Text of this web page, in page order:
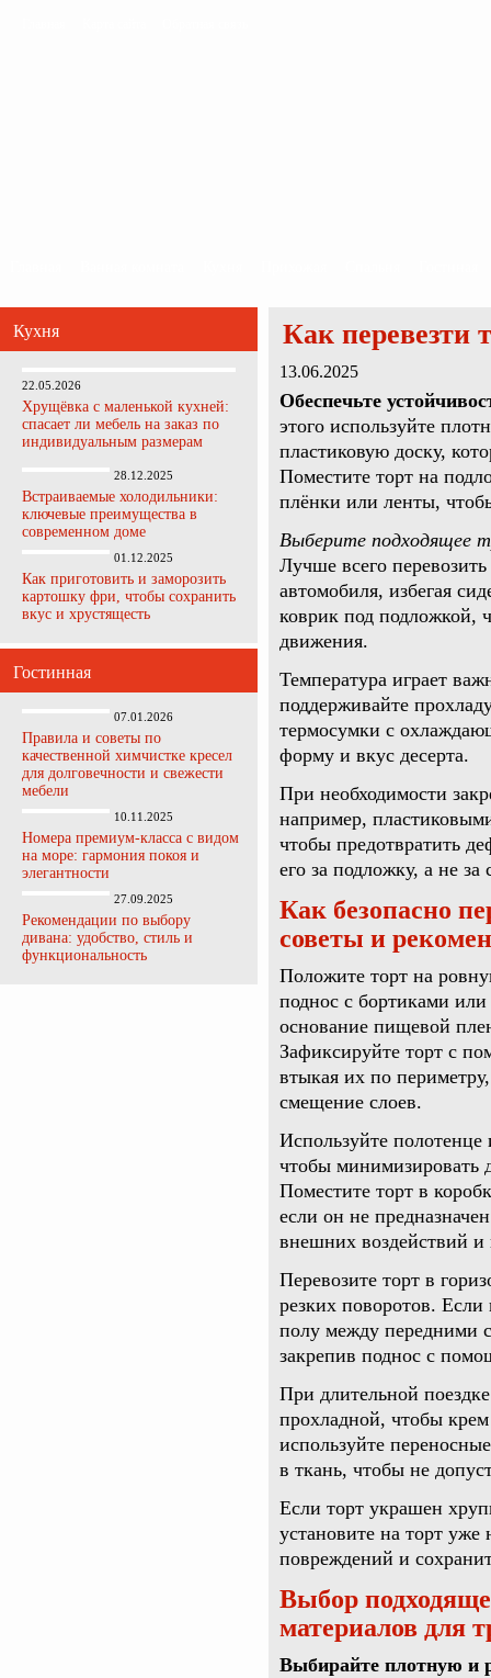
Кухня
22.05.2026
Хрущёвка с маленькой кухней:
спасает ли мебель на заказ по
индивидуальным размерам
28.12.2025
Встраиваемые холодильники:
ключевые преимущества в
современном доме
01.12.2025
Как приготовить и заморозить
картошку фри, чтобы сохранить
вкус и хрустящесть
Гостинная
07.01.2026
Правила и советы по
качественной химчистке кресел
для долговечности и свежести
мебели
10.11.2025
Номера премиум-класса с видом
на море: гармония покоя и
элегантности
27.09.2025
Рекомендации по выбору
дивана: удобство, стиль и
функциональность
Как перевезти
13.06.2025
Обеспечьте
этого используйте
пластиковую доску,
Поместите торт на
плёнки или ленты,
Выберите подходящее
Лучше всего
автомобиля, избегая
коврик под подложкой,
движения.
Температура играет
поддерживайте
термосумки с
форму и вкус десерта.
При необходимости
например,
чтобы предотвратить
его за подложку, а не
Как безопасно
советы и
Положите торт на
поднос с бортиками
основание пищевой
Зафиксируйте торт с
втыкая их по
смещение слоев.
Используйте
чтобы минимизировать
Поместите торт в
если он не
внешних воздействий
Перевозите торт в
резких поворотов. Если
полу между передними
закрепив поднос с
При длительной
прохладной, чтобы
используйте
в ткань, чтобы не
Если торт украшен
установите на торт уже
повреждений и
Выбор
материалов для
Выбирайте плотную и